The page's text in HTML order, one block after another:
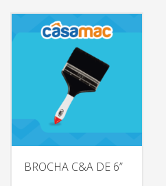
BROCHA C&A DE 6”